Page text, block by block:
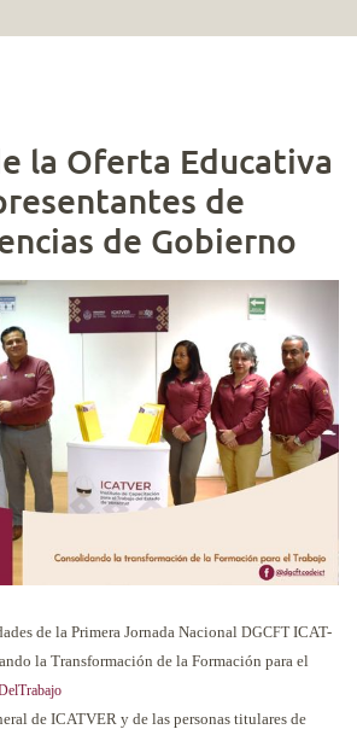
la Oferta Educativa
de
de Gobierno
de la Primera Jornada Nacional DGCFTICAT-
la Transformación de la Formación para el
de ICATVER y de las personas titulares de